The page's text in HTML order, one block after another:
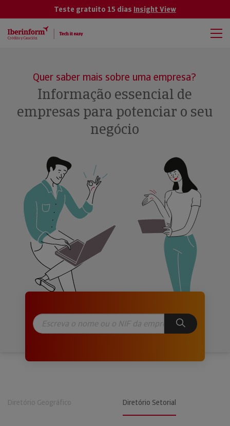
Teste gratuito 15 dias Insight View
Quer saber mais sobre uma empresa?
Informação essencial de
empresas para potenciar o seu
negócio
Diretório Geográfico Diretório Setorial